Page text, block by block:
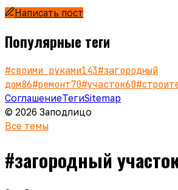
Написать пост
Популярные теги
#своими руками143#загородный
дом86#ремонт70#участок60#
СоглашениеТегиSitemap
© 2026 Заподлицо
Все темы
#загородный